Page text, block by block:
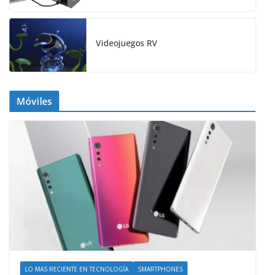
Videojuegos RV
Móviles
LO MAS RECIENTE EN TECNOLOGÍA SMARTPHONES